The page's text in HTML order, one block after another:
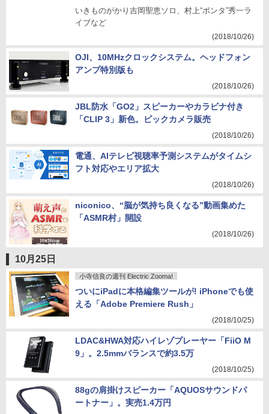
いきものがかり吉岡聖恵ソロ、村上“ポンタ”秀一ラ
イブなど
(2018/10/26)
OJI、10MHzクロックシステム。ヘッドフォン
アンプ特別版も
(2018/10/26)
JBL防水「GO2」スピーカーやカラビナ付き
「CLIP 3」新色。ビックカメラ販売
(2018/10/26)
電通、AIテレビ視聴率予測システムがタイムシ
フト対応やエリア拡大
(2018/10/26)
niconico、“脳が気持ち良くなる”動画集めた
「ASMR村」開設
(2018/10/26)
10月25日
小寺信良の週刊 Electric Zooma!
ついにiPadに本格編集ツールが! iPhoneでも使
える「Adobe Premiere Rush」
(2018/10/25)
LDAC&HWA対応ハイレゾプレーヤー「FiiO M
9」。2.5mmバランスで約3.5万
(2018/10/25)
88gの肩掛けスピーカー「AQUOSサウンドパ
ートナー」。実売1.4万円